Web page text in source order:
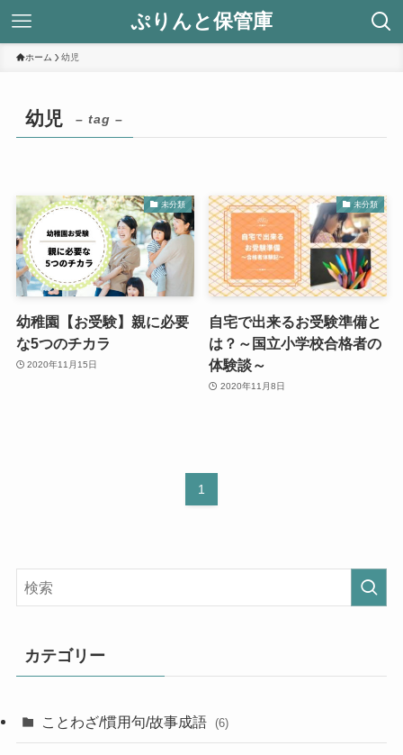
ぷりんと保管庫
ホーム 幼児
幼児 – tag –
未分類
幼稚園【お受験】親に必要
な5つのチカラ
2020年11月15日
未分類
自宅で出来るお受験準備と
は？～国立小学校合格者の
体験談～
2020年11月8日
1
カテゴリー
ことわざ/慣用句/故事成語 (6)